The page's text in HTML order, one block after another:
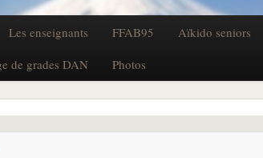
Les enseignants FFAB95 Aïkido seniors
de grades DAN Photos